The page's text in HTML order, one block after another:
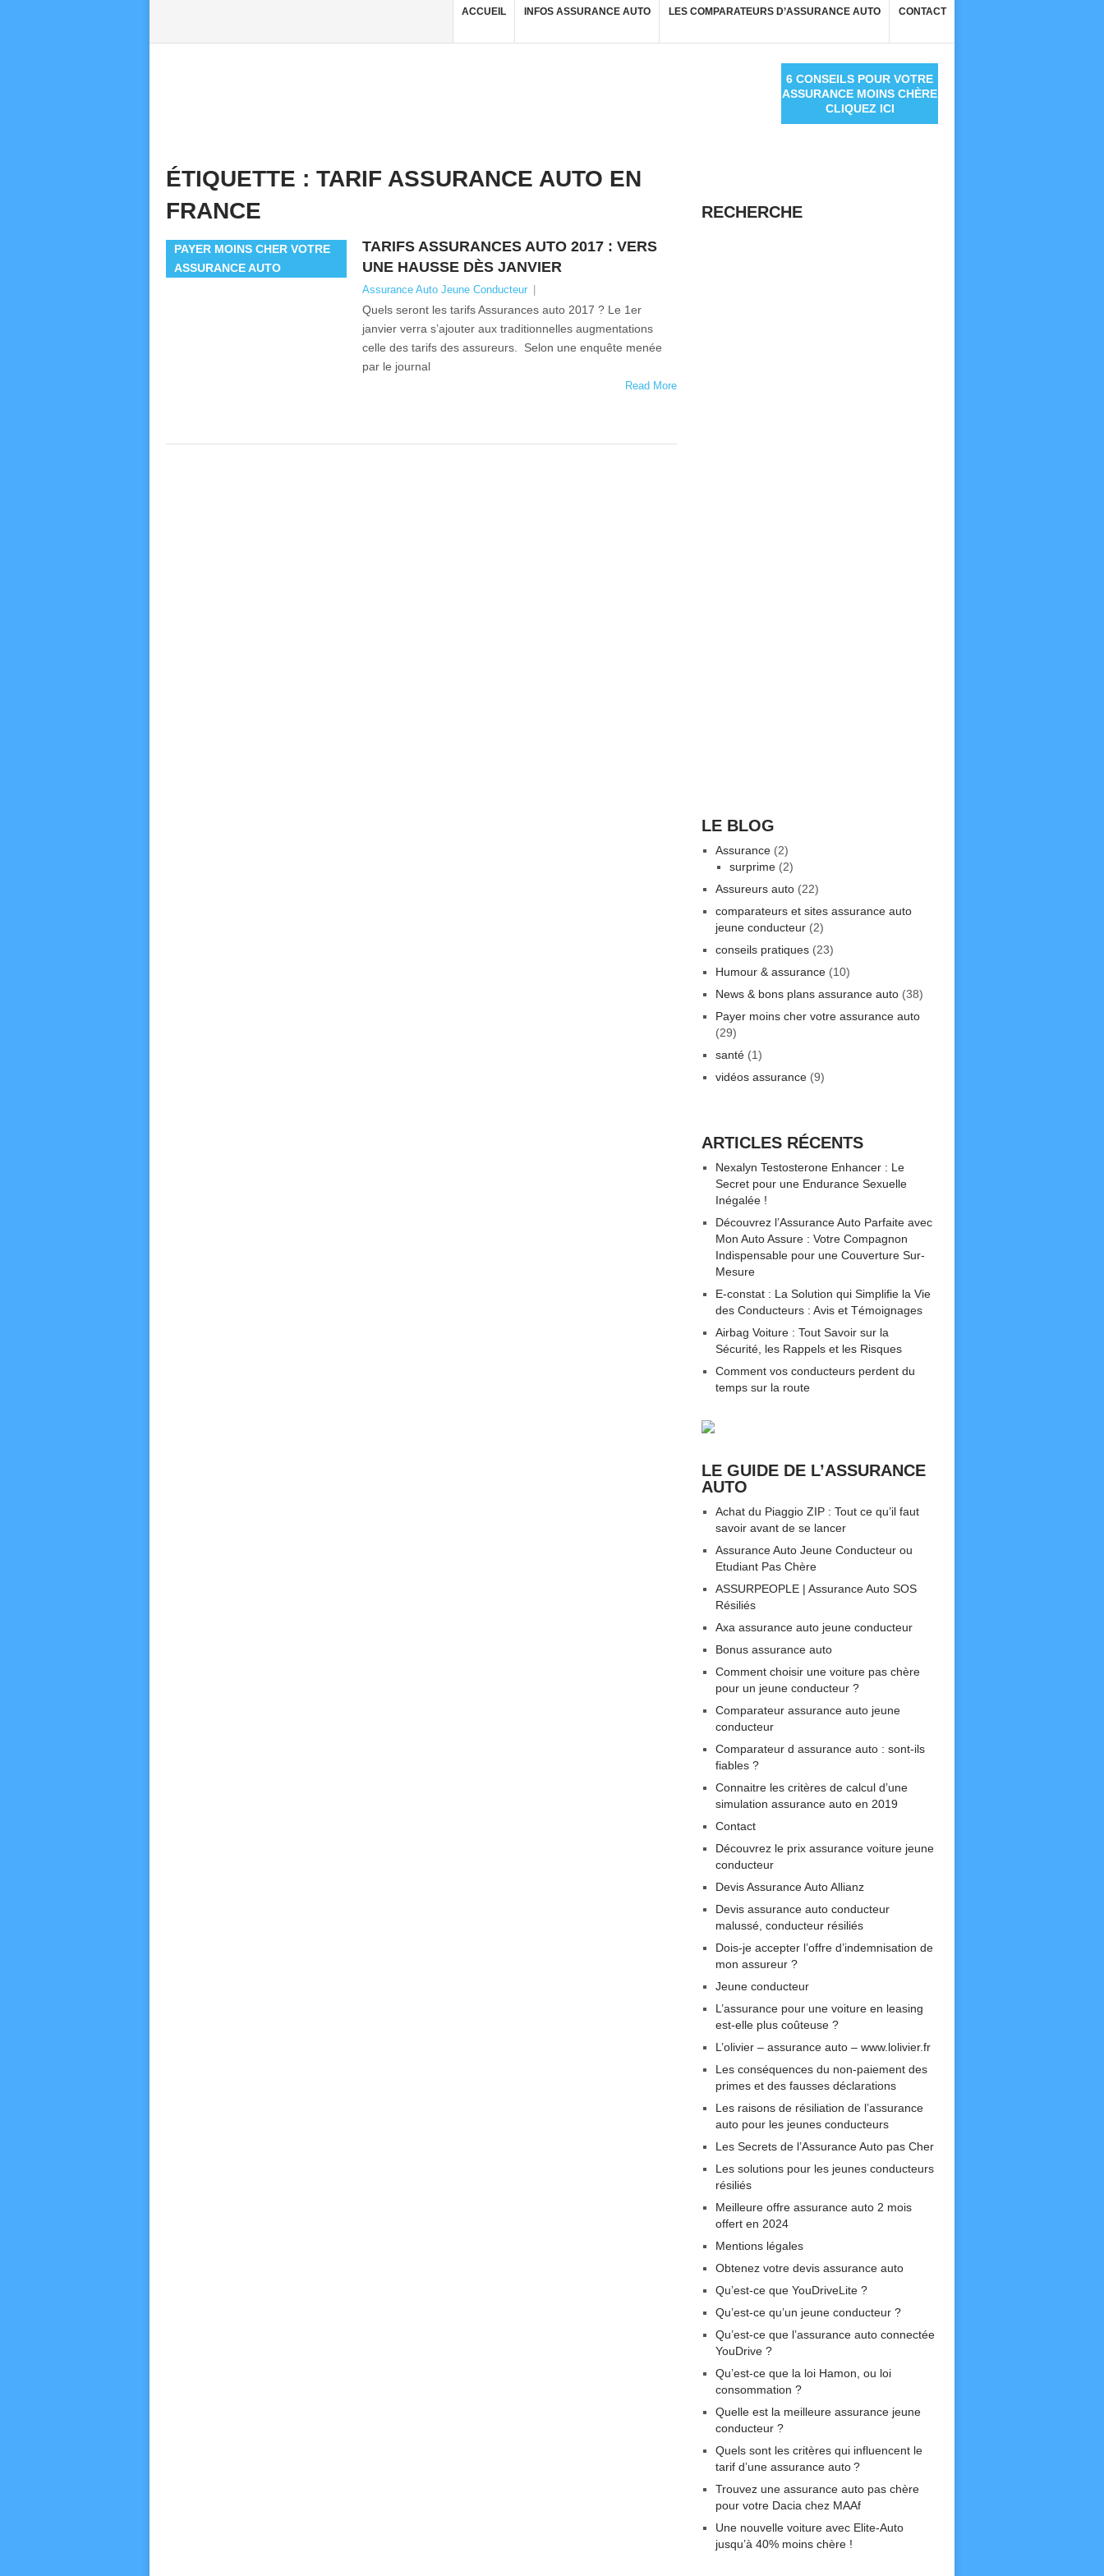
ACCUEIL INFOS ASSURANCE AUTO LES COMPARATEURS D’ASSURANCE AUTO CONTACT
6 CONSEILS POUR VOTRE
ASSURANCE MOINS CHÈRE
CLIQUEZ ICI
ÉTIQUETTE : TARIF ASSURANCE AUTO EN
FRANCE
PAYER MOINS CHER VOTRE
ASSURANCE AUTO
TARIFS ASSURANCES AUTO 2017 : VERS
UNE HAUSSE DÈS JANVIER
Assurance Auto Jeune Conducteur
Quels seront les tarifs Assurances auto 2017 ? Le 1er
janvier verra s’ajouter aux traditionnelles augmentations
celle des tarifs des assureurs. Selon une enquête menée
par le journal
Read More
RECHERCHE
LE BLOG
Assurance (2)
surprime (2)
Assureurs auto (22)
comparateurs et sites assurance auto
jeune conducteur (2)
conseils pratiques (23)
Humour & assurance (10)
News & bons plans assurance auto (38)
Payer moins cher votre assurance auto
(29)
santé (1)
vidéos assurance (9)
ARTICLES RÉCENTS
Nexalyn Testosterone Enhancer : Le
Secret pour une Endurance Sexuelle
Inégalée !
Découvrez l’Assurance Auto Parfaite avec
Mon Auto Assure : Votre Compagnon
Indispensable pour une Couverture Sur-
Mesure
E-constat : La Solution qui Simplifie la Vie
des Conducteurs : Avis et Témoignages
Airbag Voiture : Tout Savoir sur la
Sécurité, les Rappels et les Risques
Comment vos conducteurs perdent du
temps sur la route
LE GUIDE DE L’ASSURANCE
AUTO
Achat du Piaggio ZIP : Tout ce qu’il faut
savoir avant de se lancer
Assurance Auto Jeune Conducteur ou
Etudiant Pas Chère
ASSURPEOPLE | Assurance Auto SOS
Résiliés
Axa assurance auto jeune conducteur
Bonus assurance auto
Comment choisir une voiture pas chère
pour un jeune conducteur ?
Comparateur assurance auto jeune
conducteur
Comparateur d assurance auto : sont-ils
fiables ?
Connaitre les critères de calcul d’une
simulation assurance auto en 2019
Contact
Découvrez le prix assurance voiture jeune
conducteur
Devis Assurance Auto Allianz
Devis assurance auto conducteur
malussé, conducteur résiliés
Dois-je accepter l’offre d’indemnisation de
mon assureur ?
Jeune conducteur
L’assurance pour une voiture en leasing
est-elle plus coûteuse ?
L’olivier – assurance auto – www.lolivier.fr
Les conséquences du non-paiement des
primes et des fausses déclarations
Les raisons de résiliation de l’assurance
auto pour les jeunes conducteurs
Les Secrets de l’Assurance Auto pas Cher
Les solutions pour les jeunes conducteurs
résiliés
Meilleure offre assurance auto 2 mois
offert en 2024
Mentions légales
Obtenez votre devis assurance auto
Qu’est-ce que YouDriveLite ?
Qu’est-ce qu’un jeune conducteur ?
Qu’est-ce que l’assurance auto connectée
YouDrive ?
Qu’est-ce que la loi Hamon, ou loi
consommation ?
Quelle est la meilleure assurance jeune
conducteur ?
Quels sont les critères qui influencent le
tarif d’une assurance auto ?
Trouvez une assurance auto pas chère
pour votre Dacia chez MAAf
Une nouvelle voiture avec Elite-Auto
jusqu’à 40% moins chère !